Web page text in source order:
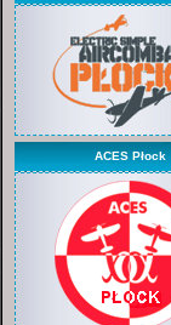
ACES Płock